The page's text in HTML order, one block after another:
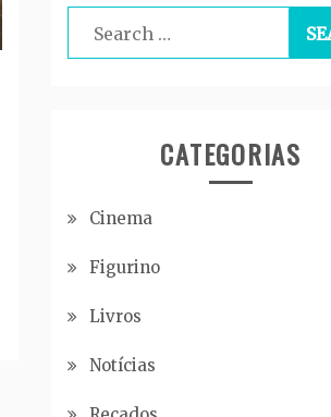
for:
CATEGORIAS
Cinema
Figurino
Livros
Notícias